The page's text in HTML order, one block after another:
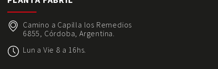
Camino a Capilla los Remedios
6855, Córdoba, Argentina.
Lun a Vie 8 a 16hs.